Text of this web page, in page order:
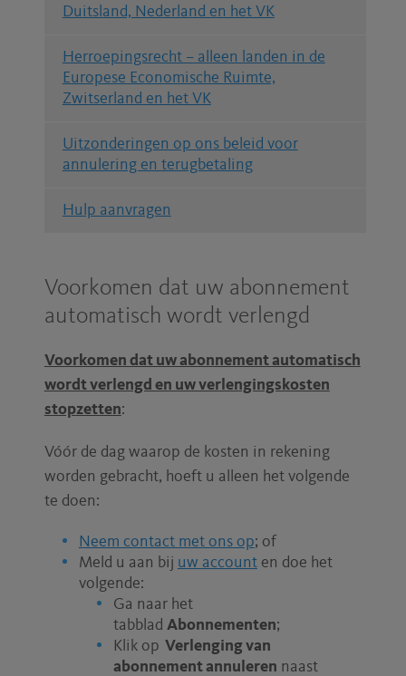
Duitsland, Nederland en het VK
Herroepingsrecht – alleen landen in de
Europese Economische Ruimte,
Zwitserland en het VK
Uitzonderingen op ons beleid voor
annulering en terugbetaling
Hulp aanvragen
Voorkomen dat uw abonnement
automatisch wordt verlengd
Voorkomen dat uw abonnement automatisch
wordt verlengd en uw verlengingskosten
stopzetten:
Vóór de dag waarop de kosten in rekening
worden gebracht, hoeft u alleen het volgende
te doen:
Neem contact met ons op; of
Meld u aan bij uw accounten doe het
volgende:
Ga naar het
tabblad Abonnementen;
Klik op Verlenging van
abonnement annuleren naast